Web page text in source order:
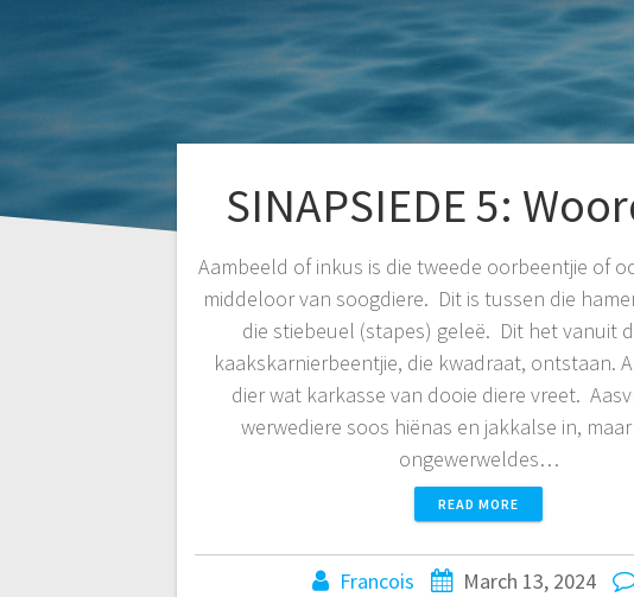
SINAPSIEDE 5:
Aambeeld of inkus is die tweede oorbeentjie of
middeloor van soogdiere. Dit is tussen die
die stiebeuel (stapes) geleë. Dit het vanuit
kaakskarnierbeentjie, die kwadraat, ontstaan.
dier wat karkasse van dooie diere vreet.
werwediere soos hiënas en jakkalse in,
ongewerweldes…
READ MORE
Francois March 13, 2024